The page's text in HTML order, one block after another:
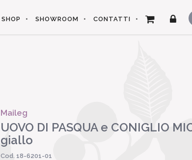
SHOP SHOWROOM CONTATTI
Maileg
UOVO DI PASQUA e CONIGLIO
giallo
Cod. 18-6201-01